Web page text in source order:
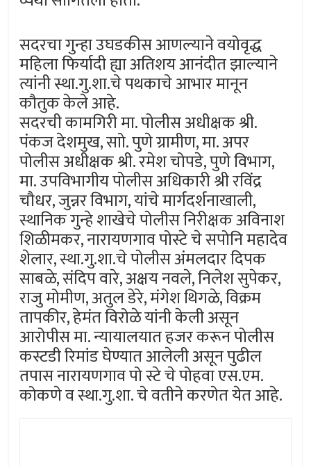
सदरचा गुन्हा उघडकीस आणल्याने वयोवृद्ध
महिला फिर्यादी ह्या अतिशय आनंदीत झाल्याने
त्यांनी स्था.गु.शा.चे पथकाचे आभार मानून
कौतुक केले आहे.
सदरची कामगिरी मा. पोलीस अधीक्षक श्री.
पंकज देशमुख, साो. पुणे ग्रामीण, मा. अपर
पोलीस अधीक्षक श्री. रमेश चोपडे, पुणे विभाग,
मा. उपविभागीय पोलीस अधिकारी श्री रविंद्र
चौधर, जुन्नर विभाग, यांचे मार्गदर्शनाखाली,
स्थानिक गुन्हे शाखेचे पोलीस निरीक्षक अविनाश
शिळीमकर, नारायणगाव पोस्टे चे सपोनि महादेव
शेलार, स्था.गु.शा.चे पोलीस अंमलदार दिपक
साबळे, संदिप वारे, अक्षय नवले, निलेश सुपेकर,
राजु मोमीण, अतुल डेरे, मंगेश थिगळे, विक्रम
तापकीर, हेमंत विरोळे यांनी केली असून
आरोपीस मा. न्यायालयात हजर करून पोलीस
कस्टडी रिमांड घेण्यात आलेली असून पुढील
तपास नारायणगाव पो स्टे चे पोहवा एस.एम.
कोकणे व स्था.गु.शा. चे वतीने करणेत येत आहे.